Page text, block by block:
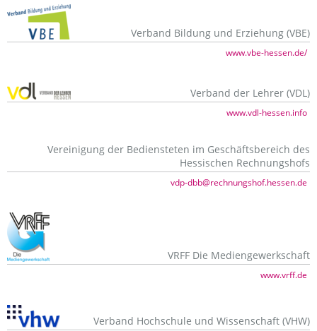
Verband Bildung und Erziehung (VBE)
www.vbe-hessen.de/
Verband der Lehrer (VDL)
www.vdl-hessen.info
Vereinigung der Bediensteten im Geschäftsbereich des
Hessischen Rechnungshofs
vdp-dbb@rechnungshof.hessen.de
VRFF Die Mediengewerkschaft
www.vrff.de
Verband Hochschule und Wissenschaft (VHW)